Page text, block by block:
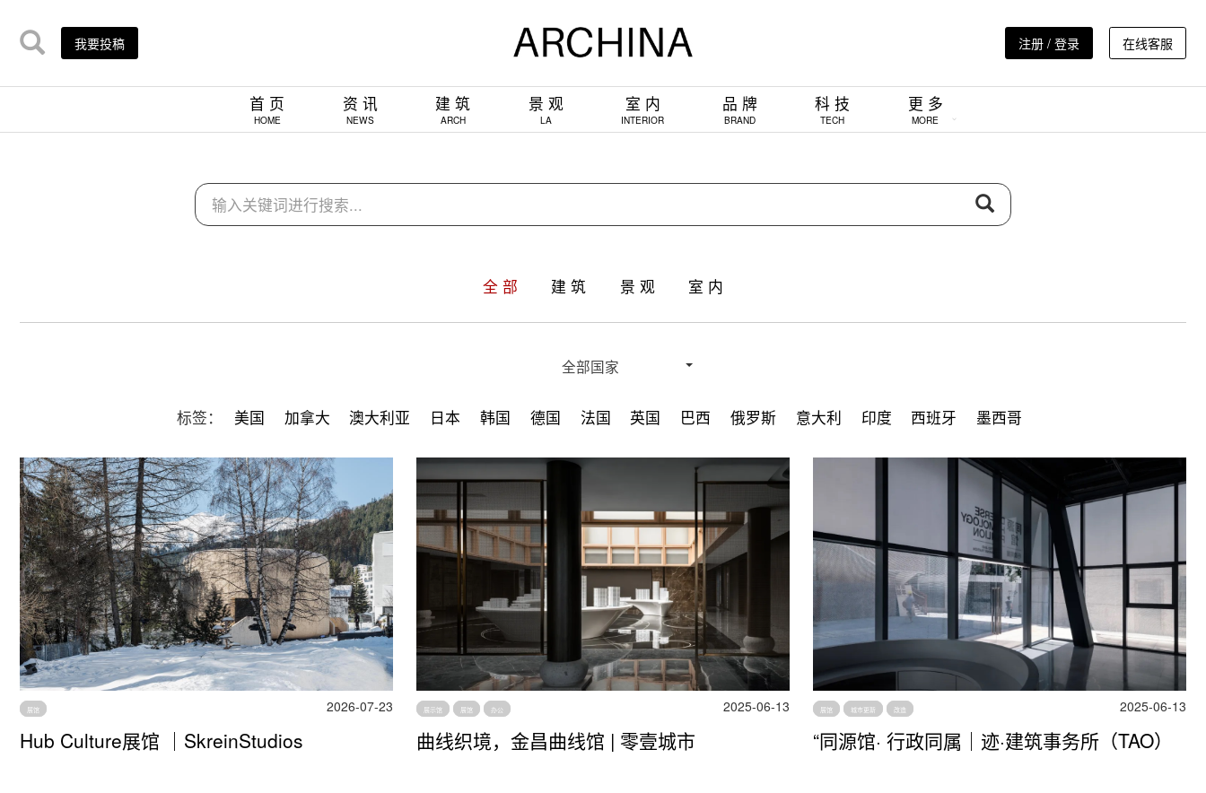
我要投稿 注册 / 登录 在线客服
首 页
HOME
资 讯
NEWS
建 筑
ARCH
景 观
LA
室 内
INTERIOR
品 牌
BRAND
科 技
TECH
更 多
MORE
全 部 建 筑 景 观 室 内
全部国家
标签： 美国 加拿大 澳大利亚 日本 韩国 德国 法国 英国 巴西 俄罗斯 意大利 印度 西班牙 墨西哥
展馆 2026-07-23
Hub Culture展馆 ｜SkreinStudios
展示馆 展馆 办公 2025-06-13
曲线织境，金昌曲线馆 | 零壹城市
展馆 城市更新 改造 2025-06-13
“同源馆· 行政同属｜迹·建筑事务所（TAO）